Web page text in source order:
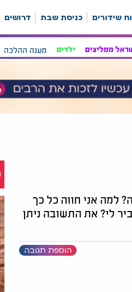
שידורים כניסת שבת דרושים
ממליצים ילדים מענה ההלכה
למה אני חווה כל כך
לי? את התשובה ניתן
הוספת תגובה